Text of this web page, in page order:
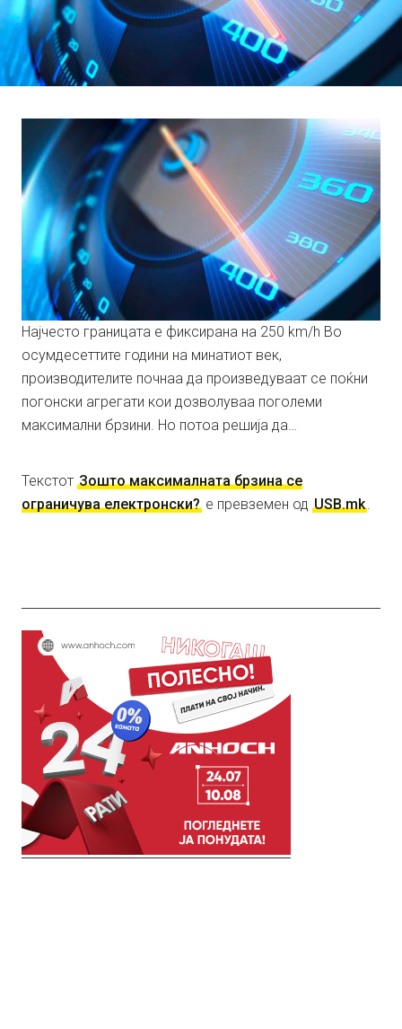
Најчесто границата е фиксирана на 250 km/h Во
осумдесеттите години на минатиот век,
производителите почнаа да произведуваат се поќни
погонски агрегати кои дозволуваа поголеми
максимални брзини. Но потоа решија да…
Текстот Зошто максималната брзина се
ограничува електронски? е превземен од USB.mk.